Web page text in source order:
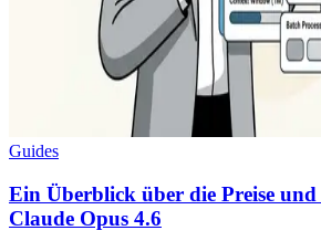
Guides
Ein Überblick über die Preise
Claude Opus 4.6